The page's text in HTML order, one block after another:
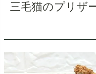
三毛猫のプリザ